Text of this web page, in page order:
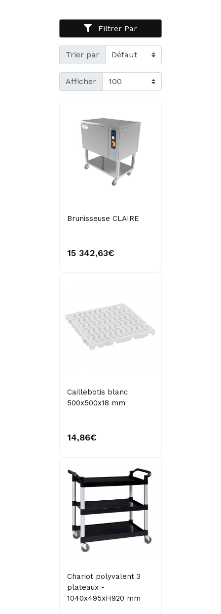
Filtrer Par
Trier par
Afficher
Brunisseuse CLAIRE
15 342,63€
Caillebotis blanc
500x500x18 mm
14,86€
Chariot polyvalent 3
plateaux -
1040x495xH920 mm